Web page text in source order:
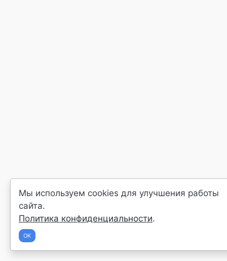
Мы используем cookies для улучшения работы
сайта.
Политика конфиденциальности.
OK